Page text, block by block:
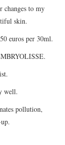
changes to my
skin.
euros per 30ml.
well.
pollution,